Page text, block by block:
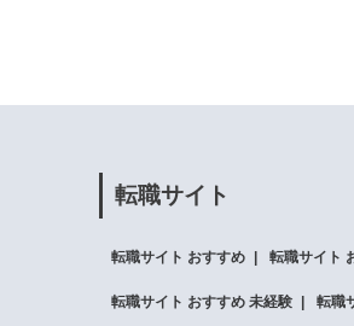
転職サイト
転職サイト おすすめ 転職サイト
転職サイト おすすめ 未経験 転職